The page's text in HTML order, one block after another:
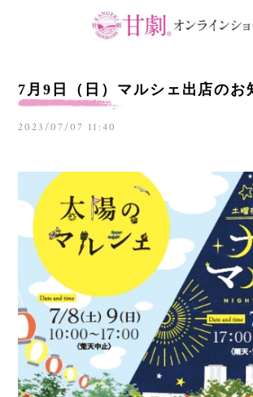
7月9日（日）マルシェ出店のお
2023/07/07 11:40